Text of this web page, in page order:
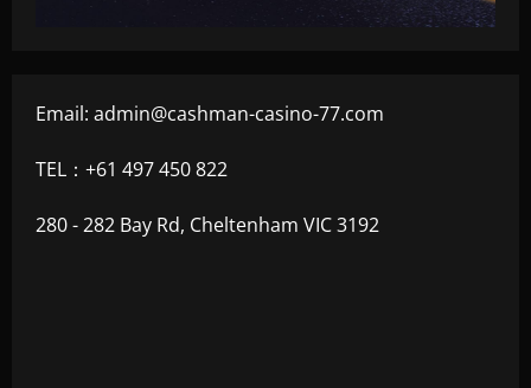
Email: admin@cashman-casino-77.com
TEL：+61 497 450 822
280 - 282 Bay Rd, Cheltenham VIC 3192